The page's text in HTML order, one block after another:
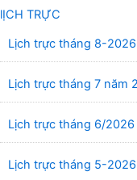
cổ truyền với y học hiện
lỊCH TRỰC
Lịch trực tháng 8-2026
Lịch trực tháng 7 năm
Lịch trực tháng 6/2026
Lịch trực tháng 5-2026